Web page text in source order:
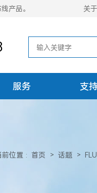
产品。 关
服务 支
前位置 : 首页 > 话题 >